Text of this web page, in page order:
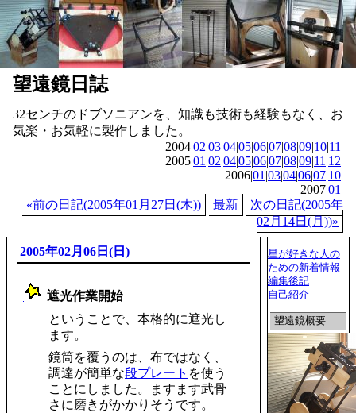
望遠鏡日誌
32センチのドブソニアンを、知識も技術も経験もなく、お
気楽・お気軽に製作しました。
2004|02|03|04|05|06|07|08|09|10|11 |
2005|01 |02|04|05|06|07|08|09|11 |12|
2006|01 |03|04|06|07|10|
2007|01 |
«前の日記(2005年01月27日(木))
最新
次の日記(2005年
02月14日(月))»
2005年02月06日(日)
遮光作業開始
ということで、本格的に遮光し
ます。
鏡筒を覆うのは、布ではなく、
調達が簡単な段プレート を使う
ことにしました。ますます武骨
さに磨きがかかりそうです。
星が好きな人の
ための新着情報
編集後記
自己紹介
望遠鏡概要